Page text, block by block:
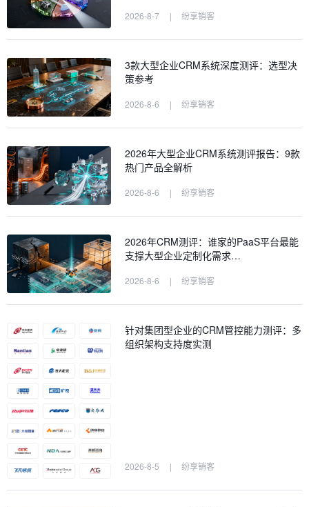
2026-8-7 | 纷享销客
3款大型企业CRM系统深度测评：选型决
策参考
2026-8-6 | 纷享销客
2026年大型企业CRM系统测评报告：9款
热门产品全解析
2026-8-6 | 纷享销客
2026年CRM测评：谁家的PaaS平台最能
支撑大型企业定制化需求…
2026-8-6 | 纷享销客
针对集团型企业的CRM管控能力测评：多
组织架构支持度实测
2026-8-5 | 纷享销客